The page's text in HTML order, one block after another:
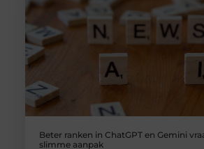
Beter ranken in ChatGPT en Gemini
slimme aanpak